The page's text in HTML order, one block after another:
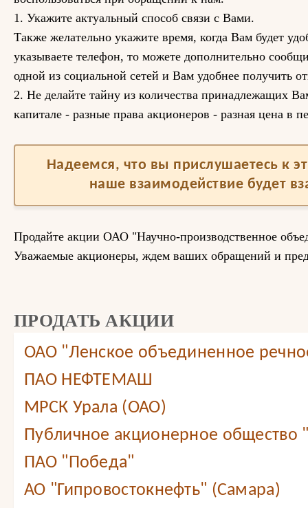
1. Укажите актуальный способ связи с Вами.
Также желательно укажите время, когда Вам будет
указываете телефон, то можете дополнительно
одной из социальной сетей и Вам удобнее получить
2. Не делайте тайну из количества принадлежащих
капитале - разные права акционеров - разная цена в
Надеемся, что вы прислушаетесь к
наше взаимодействие будет
Продайте акции ОАО "Научно-производственное
Уважаемые акционеры, ждем ваших обращений и
ПРОДАТЬ АКЦИИ
ОАО "Ленское объединенное
ПАО НЕФТЕМАШ
МРСК Урала (ОАО)
Публичное акционерное общество
ПАО "Победа"
АО "Гипровостокнефть" (Самара)